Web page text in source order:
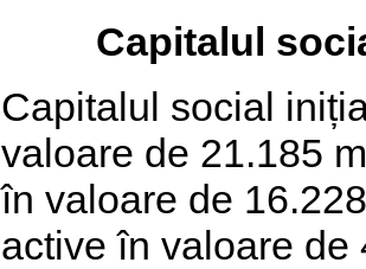
Capitalul
Capitalul social
valoare de 21.185
în valoare de
active în valoare de